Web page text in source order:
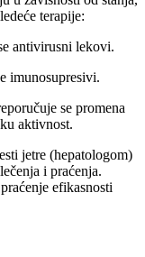
terapije:
antivirusni lekovi.
imunosupresivi.
se promena
aktivnost.
jetre (hepatologom)
i praćenja.
efikasnosti